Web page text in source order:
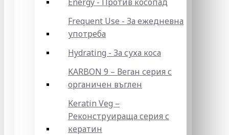
Frequent Use - За ежедневна
употреба
Hydrating - За суха коса
KARBON 9 – Веган серия с
органичен въглен
Keratin Veg –
Реконструираща серия с
кератин